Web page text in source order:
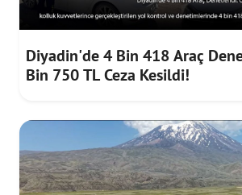
Diyadin'de 4 Bin 418 Araç
Bin 750 TL Ceza Kesildi!